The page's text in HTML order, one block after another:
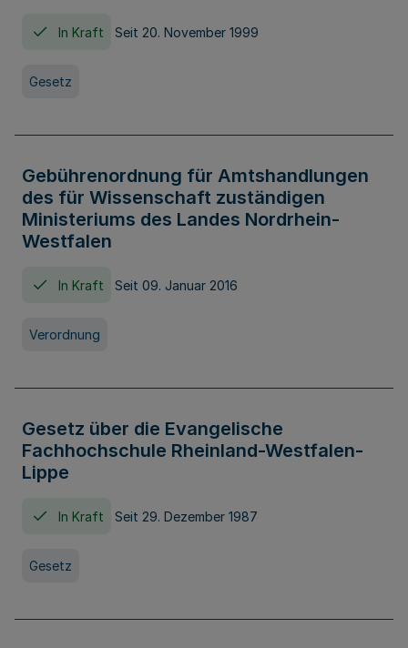
In Kraft Seit 20. November 1999
Gesetz
Gebührenordnung für Amtshandlungen
des für Wissenschaft zuständigen
Ministeriums des Landes Nordrhein-
Westfalen
In Kraft Seit 09. Januar 2016
Verordnung
Gesetz über die Evangelische
Fachhochschule Rheinland-Westfalen-
Lippe
In Kraft Seit 29. Dezember 1987
Gesetz